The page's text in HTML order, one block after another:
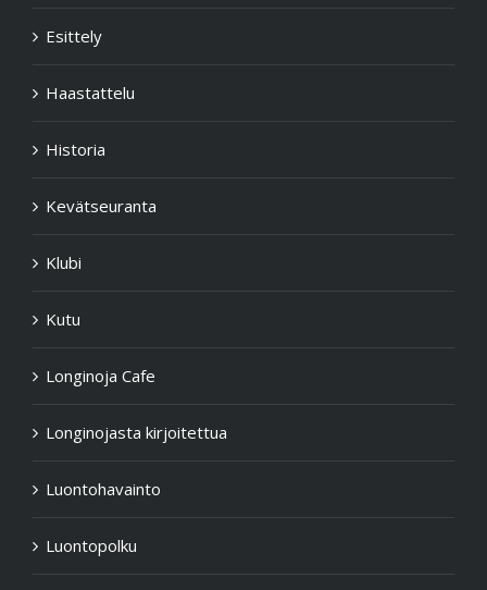
Esittely
Haastattelu
Historia
Kevätseuranta
Klubi
Kutu
Longinoja Cafe
Longinojasta kirjoitettua
Luontohavainto
Luontopolku